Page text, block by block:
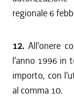
regionale 6
12. All'onere
l'anno 1996 in
importo, con
al comma 10.